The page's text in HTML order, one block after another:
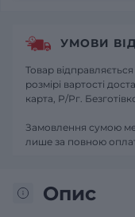
Опис
УМОВИ
Товар
розмірі вартості
карта, Р/Рг.
Замовлення сумою
лише за повною